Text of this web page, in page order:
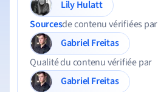
Lily Hulatt
Sourcesde contenu vérifiées par
Gabriel Freitas
Qualité du contenu vérifiée par
Gabriel Freitas